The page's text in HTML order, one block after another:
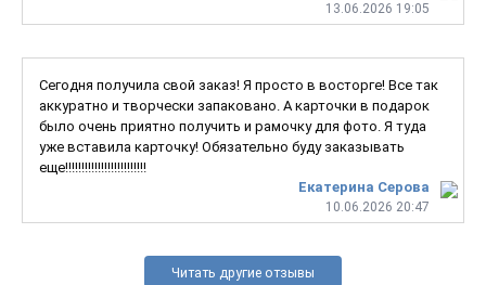
13.06.2026 19:05
Екатерина Серова
10.06.2026 20:47
Сегодня получила свой заказ! Я просто в восторге! Все так
аккуратно и творчески запаковано. А карточки в подарок
было очень приятно получить и рамочку для фото. Я туда
уже вставила карточку! Обязательно буду заказывать
еще!!!!!!!!!!!!!!!!!!!!!!!!!
Читать другие отзывы